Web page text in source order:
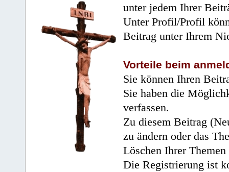
unter jedem Ihrer
Unter Profil/Profil
Beitrag unter Ihrem
Vorteile beim
Sie können Ihren
Sie haben die
verfassen.
Zu diesem Beitrag
zu ändern oder das
Löschen Ihrer
Die Registrierung ist